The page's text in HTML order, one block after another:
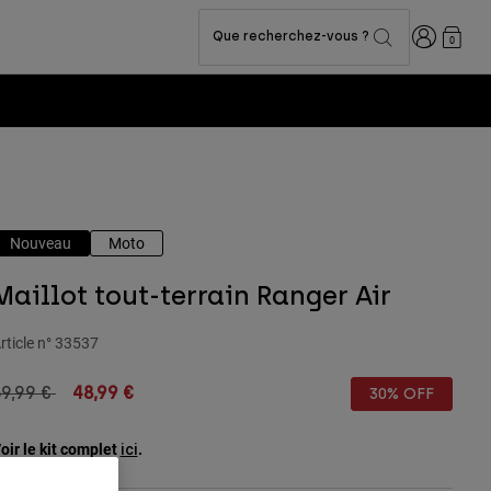
Que recherchez-vous ? Connexion
0
Nouveau Moto
tout-terrain Ranger Air
n° 33537
reduced from
€to48,99 € 30% OFF
le kit complet ici.